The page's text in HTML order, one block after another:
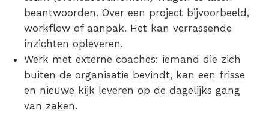
beantwoorden. Over een project bijvoorbeeld,
workflow of aanpak. Het kan verrassende
inzichten opleveren.
Werk met externe coaches: iemand die zich
buiten de organisatie bevindt, kan een frisse
en nieuwe kijk leveren op de dagelijks gang
van zaken.